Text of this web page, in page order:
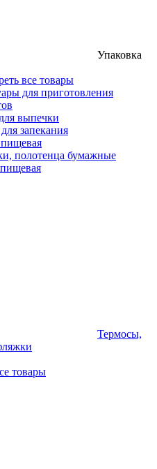
Упаковка
все товары
для приготовления
выпечки
запекания
полотенца бумажные
Термосы,
товары